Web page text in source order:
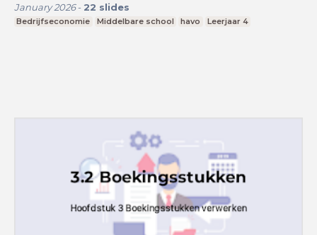
January 2026- 22 slides
Bedrijfseconomie Middelbare school havo Leerjaar 4